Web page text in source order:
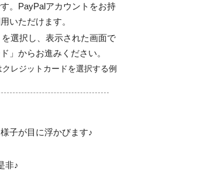
。PayPalアカウントをお持
いただけます。
選択し、表示された画面で
」からお進みください。
子が目に浮かびます♪
非♪